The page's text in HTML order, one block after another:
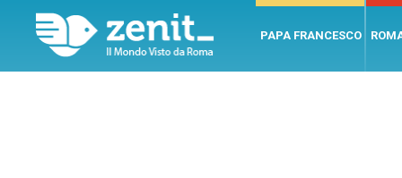
PAPA FRANCESCO